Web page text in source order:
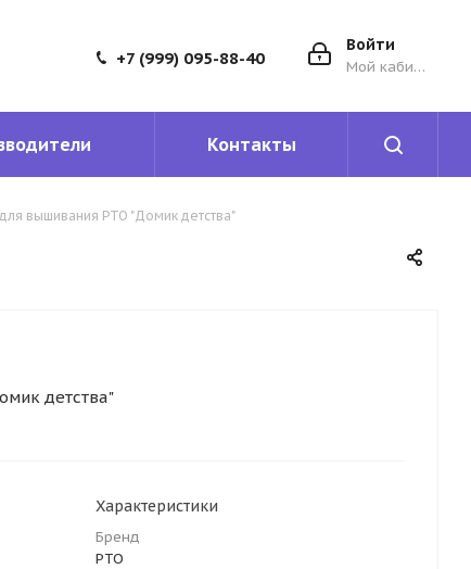
Войти
Мой кабинет
+7 (999) 095-88-40
Контакты
вышивания РТО "Домик детства"
детства"
Характеристики
Бренд
РТО